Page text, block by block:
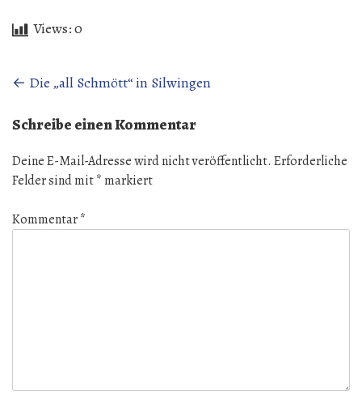
Views:0
Beitragsnavigation
← Die „all Schmött“ in Silwingen
Schreibe einen Kommentar
Deine E-Mail-Adresse wird nicht veröffentlicht. Erforderliche
Felder sind mit* markiert
Kommentar*